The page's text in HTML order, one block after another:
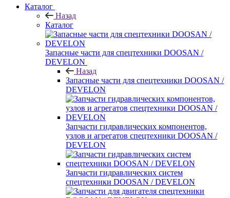
Каталог
Назад
Каталог
Запасные части для спецтехники DOOSAN /
DEVELON
Назад
Запасные части для спецтехники DOOSAN /
DEVELON
Запчасти гидравлических компонентов,
узлов и агрегатов спецтехники DOOSAN /
DEVELON
Запчасти гидравлических систем
спецтехники DOOSAN / DEVELON